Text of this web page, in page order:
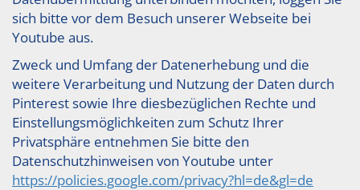
sich bitte vor dem Besuch unserer Webseite bei
Youtube aus.
Zweck und Umfang der Datenerhebung und die
weitere Verarbeitung und Nutzung der Daten durch
Pinterest sowie Ihre diesbezüglichen Rechte und
Einstellungsmöglichkeiten zum Schutz Ihrer
Privatsphäre entnehmen Sie bitte den
Datenschutzhinweisen von Youtube unter
https://policies.google.com/privacy?hl=de&gl=de